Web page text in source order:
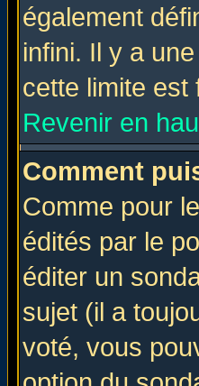
également
infini. Il y a
cette limite est
Revenir en
Comment
Comme pour
édités par le
éditer un
sujet (il a
voté, vous